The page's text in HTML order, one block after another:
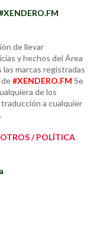
de llevar
y hechos del Área
marcas registradas
#XENDERO.FM Se
de los
a cualquier
/ POLÍTICA